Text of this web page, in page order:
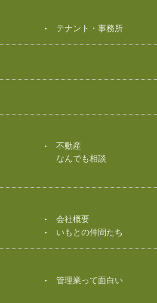
テナント・事務所
不動産
なんでも相談
会社概要
いもとの仲間たち
管理業って面白い